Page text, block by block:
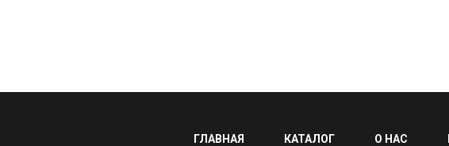
ГЛАВНАЯ КАТАЛОГ О НАС